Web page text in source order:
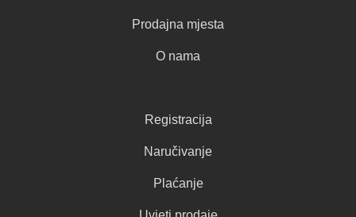
Prodajna mjesta
O nama
Registracija
Naručivanje
Plaćanje